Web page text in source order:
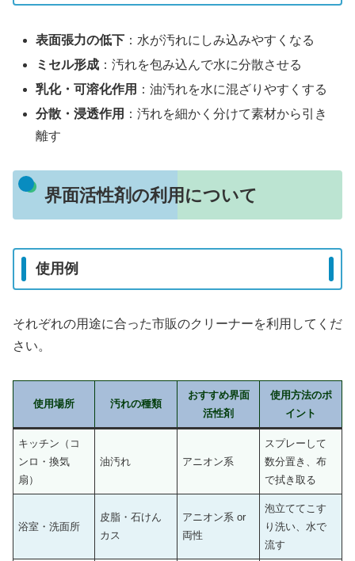
表面張力の低下 ：水が汚れにしみ込みやすくなる
ミセル形成 ：汚れを包み込んで水に分散させる
乳化・可溶化作用 ：油汚れを水に混ざりやすくする
分散・浸透作用 ：汚れを細かく分けて素材から引き
離す
界面活性剤の利用について
使用例
それぞれの用途に合った市販のクリーナーを利用してくだ
さい。
使用場所 汚れの種類
おすすめ界面
活性剤
使用方法のポ
イント
キッチン（コ
ンロ・換気
扇）
油汚れ アニオン系
スプレーして
数分置き、布
で拭き取る
浴室・洗面所
皮脂・石けん
カス
アニオン系 or
両性
泡立ててこす
り洗い、水で
流す